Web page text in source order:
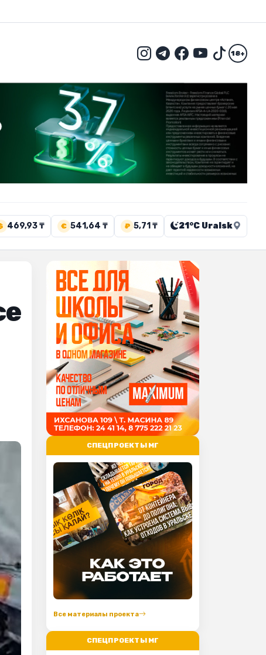
18+
469,93 ₸ € 541,64 ₸ ₽ 5,71 ₸ 21°C Uralsk
СПЕЦПРОЕКТЫ МГ
Все материалы проекта
СПЕЦПРОЕКТЫ МГ